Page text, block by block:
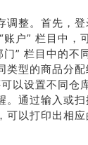
销
热
整。首先，
户” 栏目中，
” 栏目中的不
类型的商品分
以设置不同仓
。通过输入或
可以打印出相